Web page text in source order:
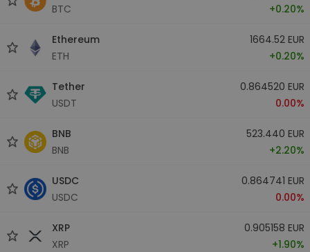
BTC
+0.20%
Ethereum
ETH
1664.52 EUR
+0.20%
Tether
USDT
0.864520 EUR
0.00%
BNB
BNB
523.440 EUR
+2.20%
USDC
USDC
0.864741 EUR
0.00%
XRP
XRP
0.905158 EUR
+1.90%